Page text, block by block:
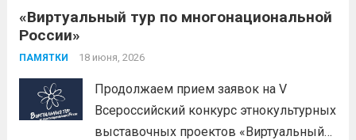
(манипулирования спортивными
Эти меры включают законодательные,
информационную политику. Цель —
предотвратить противоправное
«Виртуальный тур по многонациональной
России»
ПАМЯТКИ 18 июня, 2026
Продолжаем прием заявок на V
Всероссийский конкурс этнокультурных
выставочных проектов «Виртуальный